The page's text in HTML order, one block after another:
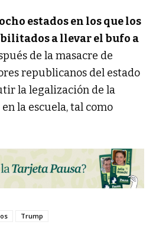
ocho estados en los que los
a llevar el bufo a
de la masacre de
republicanos del estado
la legalización de la
la escuela, tal como
Trump